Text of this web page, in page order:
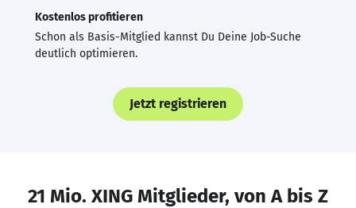
Kostenlos profitieren
Schon als Basis-Mitglied kannst Du Deine Job-Suche
deutlich optimieren.
Jetzt registrieren
21 Mio. XING Mitglieder, von A bis Z